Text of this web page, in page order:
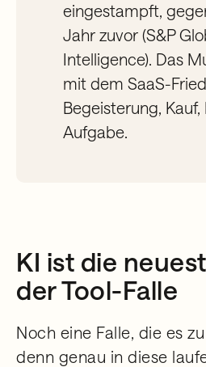
eingestampft,
Jahr zuvor (S&P
Intelligence). Das
mit dem SaaS-
Begeisterung, Kauf,
Aufgabe.
KI ist die
der Tool-Falle
Noch eine Falle, die es
denn genau in diese